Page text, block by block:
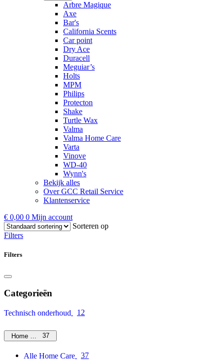
Arbre Magique
Axe
Bar's
California Scents
Car point
Dry Ace
Duracell
Meguiar’s
Holts
MPM
Philips
Protecton
Shake
Turtle Wax
Valma
Valma Home Care
Varta
Vinove
WD-40
Wynn's
Bekijk alles
Over GCC Retail Service
Klantenservice
€ 0,00 0 Mijn account
Sorteren op
Filters
Filters
Categorieën
Technisch onderhoud 12
Home Care37
Alle Home Care
37